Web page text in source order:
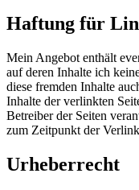
Haftung für
Mein Angebot enthält
auf deren Inhalte ich
diese fremden Inhalte
Inhalte der verlinkten
Betreiber der Seiten
zum Zeitpunkt der
Urheberrecht